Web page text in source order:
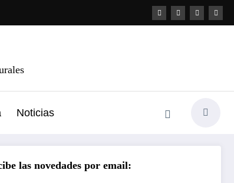
Noticias
las novedades por email: